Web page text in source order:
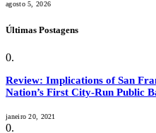
agosto 5, 2026
Últimas Postagens
Review: Implications of San
Nation’s First City-Run Public
janeiro 20, 2021